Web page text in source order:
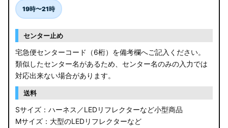
汎用LEDバルブ
アウトレット
JB64W/JB74W/JC74W ジムニー/シエラ/ノマド
19時〜21時
センター止め
宅急便センターコード（6桁）を備考欄へご記入ください。
類似したセンター名があるため、センター名のみの入力では
対応出来ない場合があります。
送料
Sサイズ：ハーネス／LEDリフレクターなど小型商品
Mサイズ：大型のLEDリフレクターなど